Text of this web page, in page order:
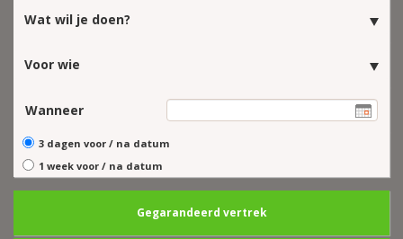
Wat wil je doen?
Voor wie
Wanneer
3 dagen voor / na datum
1 week voor / na datum
Gegarandeerd vertrek